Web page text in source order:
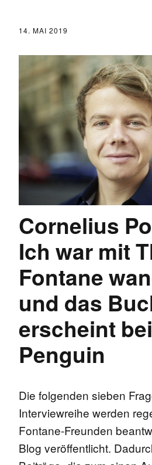
14. MAI 2019
Cornelius
Ich war mit
Fontane
und das
erscheint bei
Penguin
Die folgenden sieben
Interviewreihe werden
Fontane-Freunden
Blog veröffentlicht.